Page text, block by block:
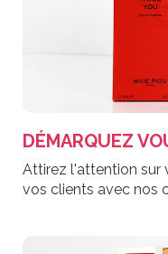
DÉMARQUEZ
Attirez l'attention sur
vos clients avec nos